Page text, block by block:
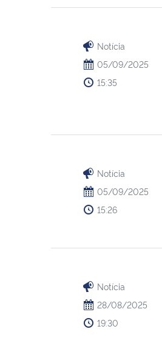
Notícia
05/09/2025
15:35
Notícia
05/09/2025
15:26
Notícia
28/08/2025
19:30